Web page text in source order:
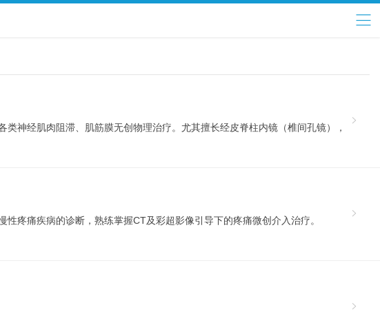
神经肌肉阻滞、肌筋膜无创物理治疗。尤其擅长经皮脊柱内镜（椎间孔镜），
疼痛疾病的诊断，熟练掌握CT及彩超影像引导下的疼痛微创介入治疗。